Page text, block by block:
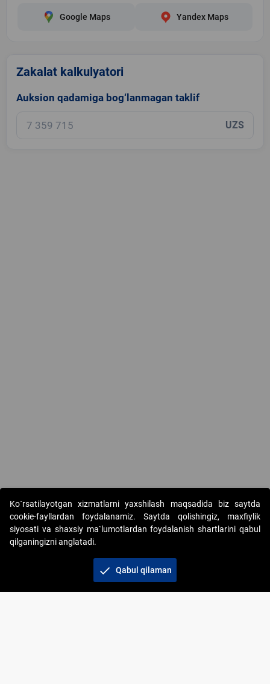
Google Maps Yandex Maps
Zakalat kalkulyatori
Auksion qadamiga bog‘lanmagan taklif
UZS
Copyright © 2017-2026. "Elektron onlayn-auksionlarni
tashkil etish" AJ. Barcha huquqlar himoyalangan
Ko`rsatilayotgan xizmatlarni yaxshilash maqsadida biz saytda
cookie-fayllardan foydalanamiz. Saytda qolishingiz, maxfiylik
siyosati va shaxsiy ma`lumotlardan foydalanish shartlarini qabul
qilganingizni anglatadi.
check Qabul qilaman